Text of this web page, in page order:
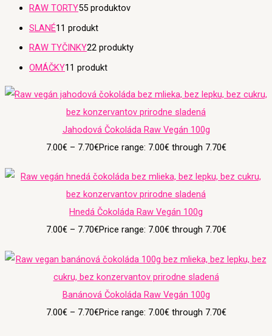
RAW TORTY55 produktov
SLANÉ1 1 produkt
RAW TYČINKY22 produkty
OMÁČKY1 1 produkt
Jahodová Čokoláda Raw Vegán 100g
7.00€ – 7.70€Price range: 7.00€ through 7.70€
Hnedá Čokoláda Raw Vegán 100g
7.00€ – 7.70€Price range: 7.00€ through 7.70€
Banánová Čokoláda Raw Vegán 100g
7.00€ – 7.70€Price range: 7.00€ through 7.70€